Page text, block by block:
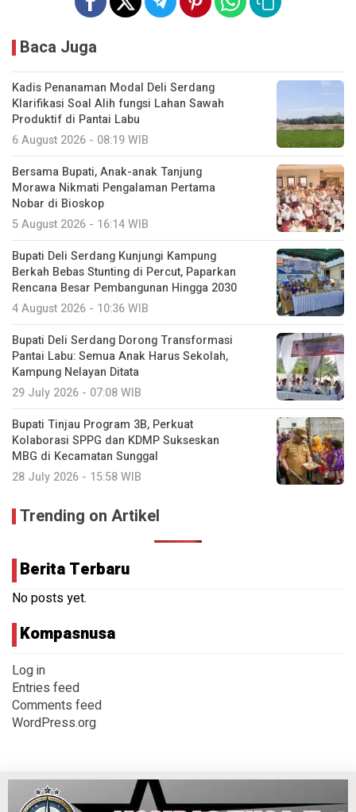
Baca Juga
Kadis Penanaman Modal Deli Serdang
Klarifikasi Soal Alih fungsi Lahan Sawah
Produktif di Pantai Labu
6 August 2026 - 08:19 WIB
Bersama Bupati, Anak-anak Tanjung
Morawa Nikmati Pengalaman Pertama
Nobar di Bioskop
5 August 2026 - 16:14 WIB
Bupati Deli Serdang Kunjungi Kampung
Berkah Bebas Stunting di Percut, Paparkan
Rencana Besar Pembangunan Hingga 2030
4 August 2026 - 10:36 WIB
Bupati Deli Serdang Dorong Transformasi
Pantai Labu: Semua Anak Harus Sekolah,
Kampung Nelayan Ditata
29 July 2026 - 07:08 WIB
Bupati Tinjau Program 3B, Perkuat
Kolaborasi SPPG dan KDMP Sukseskan
MBG di Kecamatan Sunggal
28 July 2026 - 15:58 WIB
Trending on Artikel
Berita Terbaru
No posts yet.
Kompasnusa
Log in
Entries feed
Comments feed
WordPress.org